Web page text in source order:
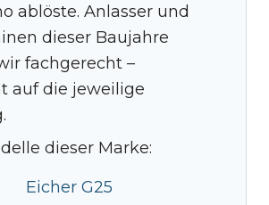
ablöste. Anlasser und
dieser Baujahre
fachgerecht –
auf die jeweilige
dieser Marke:
Eicher G25